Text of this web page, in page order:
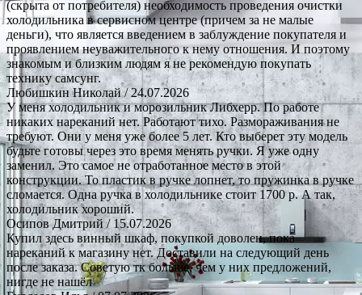
(скрыта от потребителя) необходимость проведения очистки
холодильника в сервисном центре (причем за не малые
деньги), что является введением в заблуждение покупателя и
проявлением неуважительного к нему отношения. И поэтому
знакомым и близким людям я не рекомендую покупать
технику самсунг.
Любишкин Николай/ 24.07.2026
У меня холодильник и морозильник Либхерр. По работе
никаких нареканий нет. Работают тихо. Размораживания не
требуют. Они у меня уже более 5 лет. Кто выберет эту модель
будьте готовы через это время менять ручки. Я уже одну
заменил. Это самое не отработанное место в этой
конструкции. То пластик в ручке лопнет, то пружинка в ручке
сломается. Одна ручка в холодильнике стоит 1700 р. А так,
холодильник хороший.
Осипов Дмитрий/ 15.07.2026
Купил здесь винный шкаф, покупкой доволен, пока
нареканий к магазину нет. Доставили на следующий день
после заказа. Советую тк больше, чем у них предложений,
нигде не нашёл